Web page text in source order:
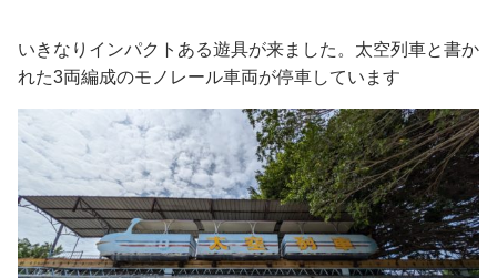
いきなりインパクトある遊具が来ました。太空列車と書か
れた3両編成のモノレール車両が停車しています